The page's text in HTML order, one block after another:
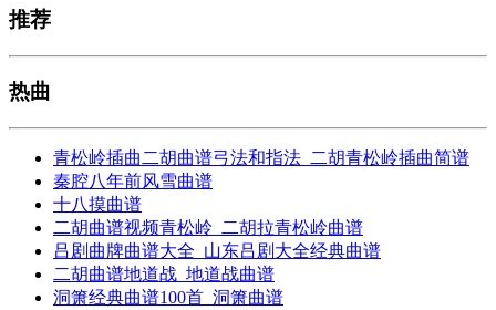
推荐
热曲
青松岭插曲二胡曲谱弓法和指法_二胡青松岭插曲简谱
秦腔八年前风雪曲谱
十八摸曲谱
二胡曲谱视频青松岭_二胡拉青松岭曲谱
吕剧曲牌曲谱大全_山东吕剧大全经典曲谱
二胡曲谱地道战_地道战曲谱
洞箫经典曲谱100首_洞箫曲谱